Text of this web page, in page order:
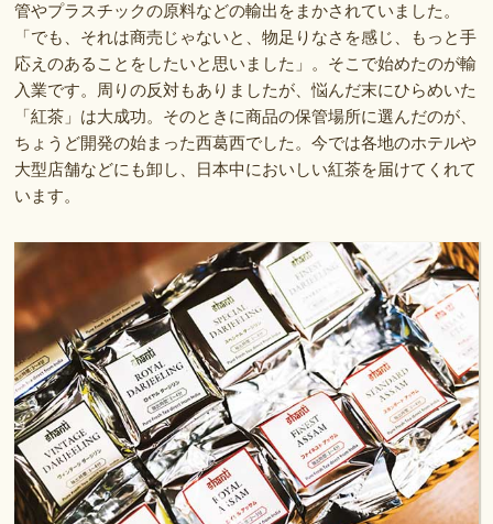
管やプラスチックの原料などの輸出をまかされていました。
「でも、それは商売じゃないと、物足りなさを感じ、もっと手
応えのあることをしたいと思いました」。そこで始めたのが輸
入業です。周りの反対もありましたが、悩んだ末にひらめいた
「紅茶」は大成功。そのときに商品の保管場所に選んだのが、
ちょうど開発の始まった西葛西でした。今では各地のホテルや
大型店舗などにも卸し、日本中においしい紅茶を届けてくれて
います。